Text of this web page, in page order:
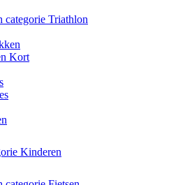
categorie Triathlon
Kort
Kinderen